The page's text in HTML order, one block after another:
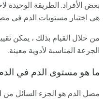
بعض الأفراد. الطريقة الوحيدة
هي اختبار مستويات الدم في
من خلال القيام بذلك ، يمكن
الجرعة المناسبة لأدوية معينة.
ما هو مستوى الدم في
مصل الدم هو الجزء السائل من